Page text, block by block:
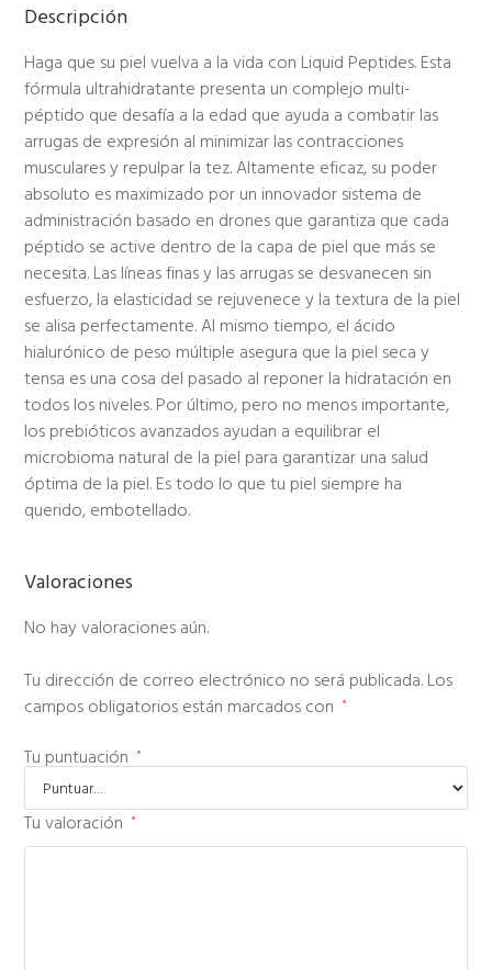
Descripción
Haga que su piel vuelva a la vida con Liquid Peptides. Esta
fórmula ultrahidratante presenta un complejo multi-
péptido que desafía a la edad que ayuda a combatir las
arrugas de expresión al minimizar las contracciones
musculares y repulpar la tez. Altamente eficaz, su poder
absoluto es maximizado por un innovador sistema de
administración basado en drones que garantiza que cada
péptido se active dentro de la capa de piel que más se
necesita. Las líneas finas y las arrugas se desvanecen sin
esfuerzo, la elasticidad se rejuvenece y la textura de la piel
se alisa perfectamente. Al mismo tiempo, el ácido
hialurónico de peso múltiple asegura que la piel seca y
tensa es una cosa del pasado al reponer la hidratación en
todos los niveles. Por último, pero no menos importante,
los prebióticos avanzados ayudan a equilibrar el
microbioma natural de la piel para garantizar una salud
óptima de la piel. Es todo lo que tu piel siempre ha
querido, embotellado.
Valoraciones
No hay valoraciones aún.
Tu dirección de correo electrónico no será publicada.Los
campos obligatorios están marcados con *
Tu puntuación *
Tu valoración *